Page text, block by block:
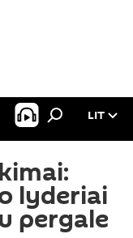
LIT
lyderiai
pergale